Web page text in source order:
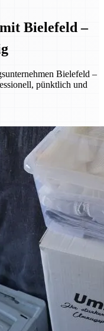
Bielefeld –
Bielefeld –
pünktlich und